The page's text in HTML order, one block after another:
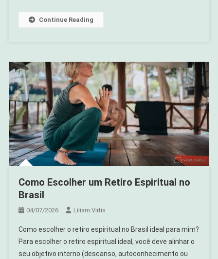
Continue Reading
Como Escolher um Retiro Espiritual no
Brasil
04/07/2026 Liliam Virtis
Como escolher o retiro espiritual no Brasil ideal para mim?
Para escolher o retiro espiritual ideal, você deve alinhar o
seu objetivo interno (descanso, autoconhecimento ou